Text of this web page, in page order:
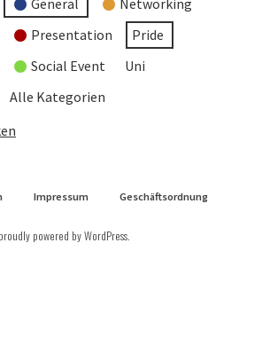
General
Networking
Presentation
Pride
Social Event
Uni
Alle Kategorien
Impressum Geschäftsordnung
proudly powered by WordPress.